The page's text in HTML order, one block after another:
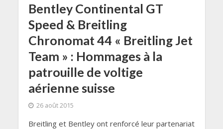
Bentley Continental GT
Speed & Breitling
Chronomat 44 « Breitling Jet
Team » : Hommages à la
patrouille de voltige
aérienne suisse
26 août 2015
Breitling et Bentley ont renforcé leur partenariat